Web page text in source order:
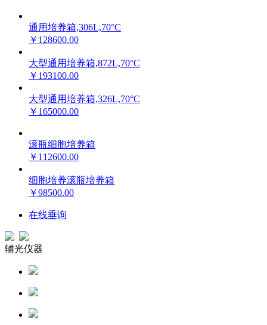
通用培养箱,306L,70°C
￥128600.00
大型通用培养箱,872L,70°C
￥193100.00
大型通用培养箱,326L,70°C
￥165000.00
滚瓶细胞培养箱
￥112600.00
细胞培养滚瓶培养箱
￥98500.00
在线垂询
辅光仪器